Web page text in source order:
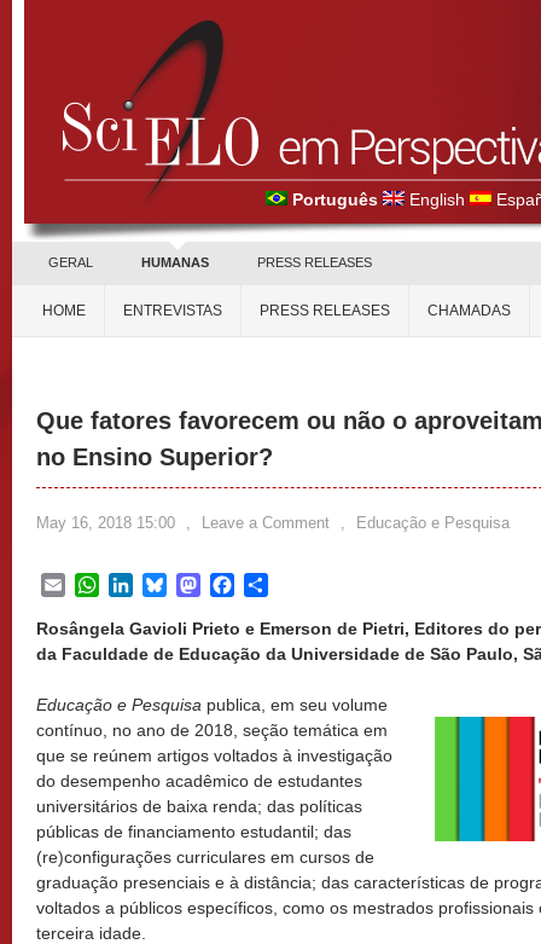
Português English
GERAL HUMANAS PRESS RELEASES
HOME ENTREVISTAS PRESS RELEASES CHAMADAS
Que fatores favorecem ou não o
no Ensino Superior?
May 16, 2018 15:00 , Leave a Comment , Educação e Pesquisa
EmailWhatsApp
LinkedInBlueskyMastodonFacebook
Rosângela Gavioli Prieto e Emerson de Pietri, Editores do
da Faculdade de Educação da Universidade de São Paulo,
Educação e Pesquisa publica, em seu volume
contínuo, no ano de 2018, seção temática em
que se reúnem artigos voltados à investigação
do desempenho acadêmico de estudantes
universitários de baixa renda; das políticas
públicas de financiamento estudantil; das
(re)configurações curriculares em cursos de
graduação presenciais e à distância; das características de
voltados a públicos específicos, como os mestrados
terceira idade.